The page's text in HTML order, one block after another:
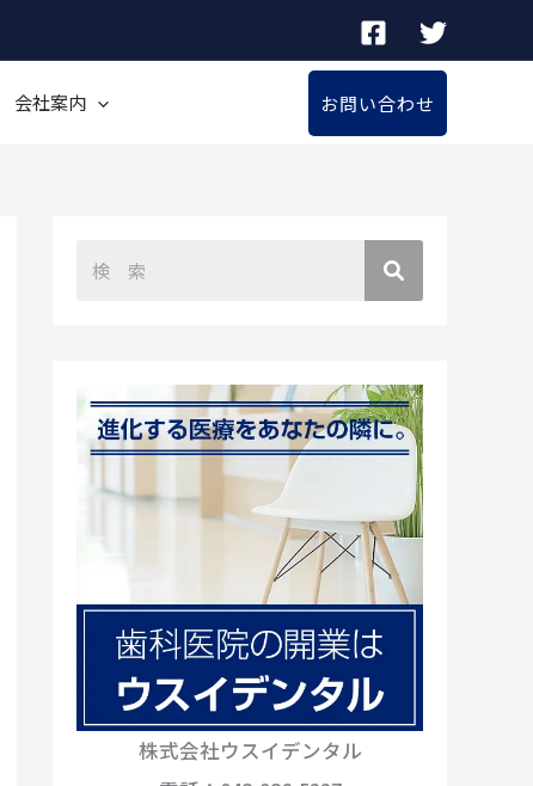
会社案内 お問い合わせ
株式会社ウスイデンタル